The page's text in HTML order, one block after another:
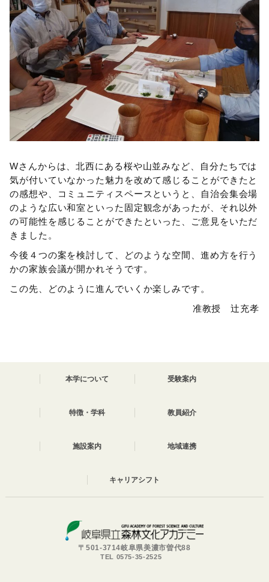
Wさんからは、北西にある桜や山並みなど、自分たちでは
気が付いていなかった魅力を改めて感じることができたと
の感想や、コミュニティスペースというと、自治会集会場
のような広い和室といった固定観念があったが、それ以外
の可能性を感じることができたといった、ご意見をいただ
きました。
今後４つの案を検討して、どのような空間、進め方を行う
かの家族会議が開かれそうです。
この先、どのように進んでいくか楽しみです。
准教授 辻充孝
本学について 受験案内
特徴・学科 教員紹介
施設案内 地域連携
キャリアシフト
〒501-3714岐阜県美濃市曽代88
TEL 0575-35-2525